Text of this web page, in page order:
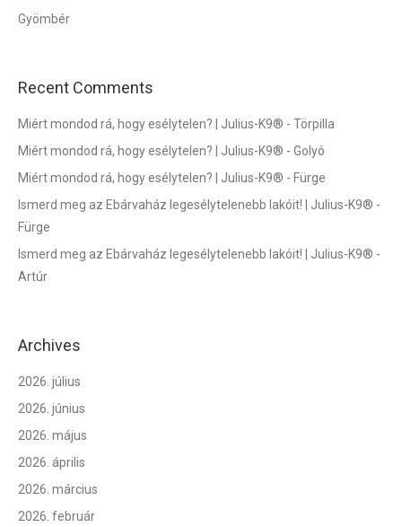
Gyömbér
Recent Comments
Miért mondod rá, hogy esélytelen? | Julius-K9® - Törpilla
Miért mondod rá, hogy esélytelen? | Julius-K9® - Golyó
Miért mondod rá, hogy esélytelen? | Julius-K9® - Fürge
Ismerd meg az Ebárvaház legesélytelenebb lakóit! | Julius-K9® -
Fürge
Ismerd meg az Ebárvaház legesélytelenebb lakóit! | Julius-K9® -
Artúr
Archives
2026. július
2026. június
2026. május
2026. április
2026. március
2026. február